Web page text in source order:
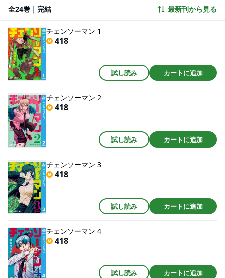
全24巻｜完結 最新刊から見る
チェンソーマン 1
418
試し読み カートに追加
チェンソーマン 2
418
試し読み カートに追加
チェンソーマン 3
418
試し読み カートに追加
チェンソーマン 4
418
試し読み カートに追加